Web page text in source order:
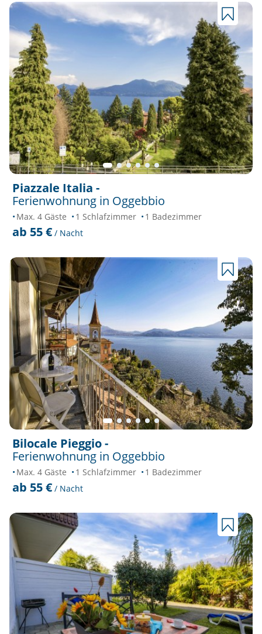
Piazzale Italia -
Ferienwohnung in Oggebbio
Max. 4 Gäste 1 Schlafzimmer 1 Badezimmer
ab 55 € / Nacht
Bilocale Pieggio -
Ferienwohnung in Oggebbio
Max. 4 Gäste 1 Schlafzimmer 1 Badezimmer
ab 55 € / Nacht